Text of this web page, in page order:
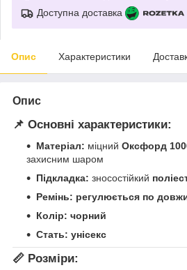
Доступна доставка
Опис Характеристики
Опис
📌 Основні характеристики:
Матеріал: міцний Оксфорд
захисним шаром
Підкладка: зносостійкий
Ремінь: регулюється по
Колір: чорний
Стать: унісекс
📏 Розміри: